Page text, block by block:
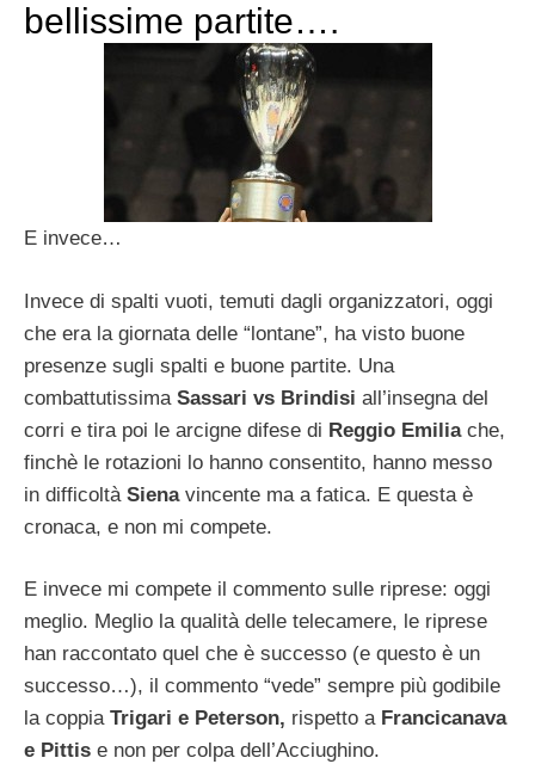
bellissime partite….
E invece…
Invece di spalti vuoti, temuti dagli organizzatori, oggi
che era la giornata delle “lontane”, ha visto buone
presenze sugli spalti e buone partite. Una
combattutissima Sassari vs Brindisi all’insegna del
corri e tira poi le arcigne difese di Reggio Emiliache,
finchè le rotazioni lo hanno consentito, hanno messo
in difficoltà Sienavincente ma a fatica. E questa è
cronaca, e non mi compete.
E invece mi compete il commento sulle riprese: oggi
meglio. Meglio la qualità delle telecamere, le riprese
han raccontato quel che è successo (e questo è un
successo…), il commento “vede” sempre più godibile
la coppiaTrigari e Peterson, rispetto a Francicanava
e Pittis e non per colpa dell’Acciughino.